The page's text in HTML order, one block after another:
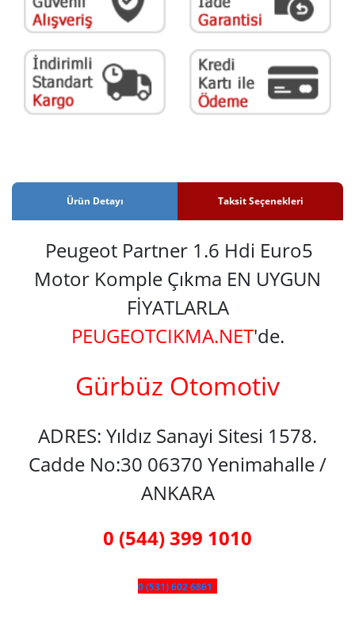
Ürün Detayı Taksit Seçenekleri
Peugeot Partner 1.6 Hdi Euro5
Motor Komple Çıkma EN UYGUN
FİYATLARLA
PEUGEOTCIKMA.NET'de.
Gürbüz Otomotiv
ADRES: Yıldız Sanayi Sitesi 1578.
Cadde No:30 06370 Yenimahalle /
ANKARA
0 (544) 399 1010
0 (531) 602 6861